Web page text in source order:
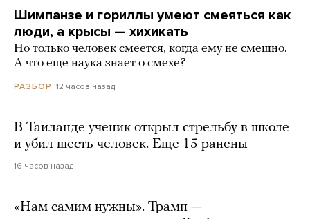
Шимпанзе и гориллы умеют смеяться как
люди, а крысы — хихикать
Но только человек смеется, когда ему не смешно.
А что еще наука знает о смехе?
РАЗБОР 12 часов назад
В Таиланде ученик открыл стрельбу в школе
и убил шесть человек. Еще 15 ранены
16 часов назад
«Нам самим нужны». Трамп —